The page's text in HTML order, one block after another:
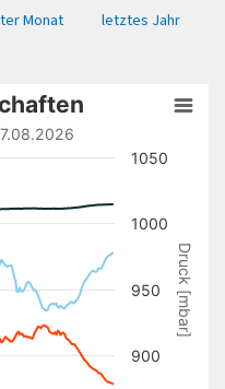
Monat
letztes Jahr
Time. Data ranges
Temperatur [°C], rel.
Druck [mbar]
900
950
1000
1050